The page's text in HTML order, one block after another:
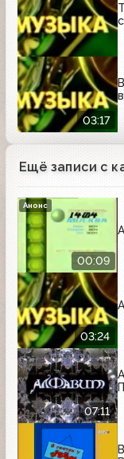
03:17
Ещё записи с
00:09
Анонс
03:24
07:11